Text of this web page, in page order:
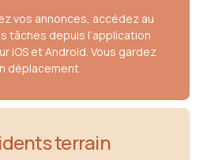
vos annonces, accédez au
tâches depuis l’application
iOS et Android. Vous gardez
déplacement.
terrain